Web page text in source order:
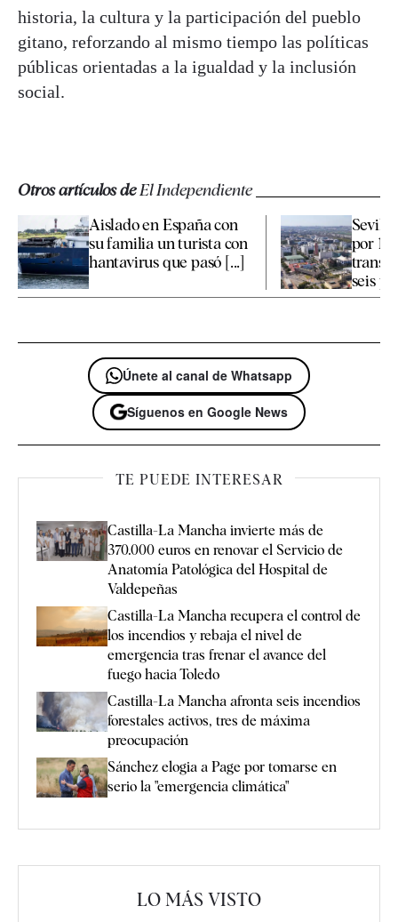
historia, la cultura y la participación del pueblo
gitano, reforzando al mismo tiempo las políticas
públicas orientadas a la igualdad y la inclusión
social.
Otros artículos deEl Independiente
Aislado en España con
su familia un turista con
hantavirus que pasó [...]
por
seis
Únete al canal de Whatsapp
Síguenos en Google News
TE PUEDE INTERESAR
Castilla-La Mancha invierte más de
370.000 euros en renovar el Servicio de
Anatomía Patológica del Hospital de
Valdepeñas
Castilla-La Mancha recupera el control de
los incendios y rebaja el nivel de
emergencia tras frenar el avance del
fuego hacia Toledo
Castilla-La Mancha afronta seis incendios
forestales activos, tres de máxima
preocupación
Sánchez elogia a Page por tomarse en
serio la "emergencia climática"
LO MÁS VISTO